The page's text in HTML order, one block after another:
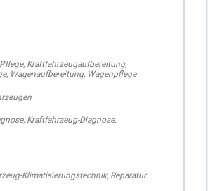
, Kraftfahrzeugaufbereitung,
, Wagenaufbereitung, Wagenpflege
, Kraftfahrzeug-Diagnose,
Klimatisierungstechnik, Reparatur